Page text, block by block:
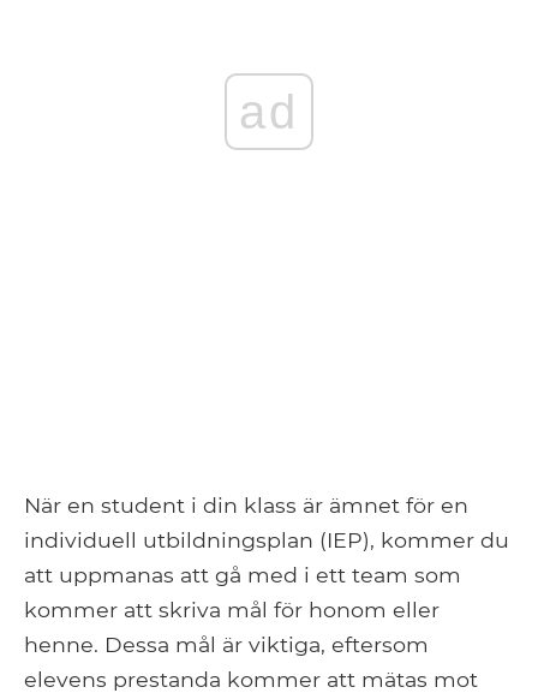
ad
När en student i din klass är ämnet för en
individuell utbildningsplan (IEP), kommer du
att uppmanas att gå med i ett team som
kommer att skriva mål för honom eller
henne. Dessa mål är viktiga, eftersom
elevens prestanda kommer att mätas mot